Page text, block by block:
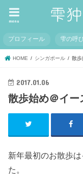
menu
プロフィール 雫の呼
HOME シンガポール 散歩
2017.01.06
散歩始め＠イー
新年最初のお散歩
た。